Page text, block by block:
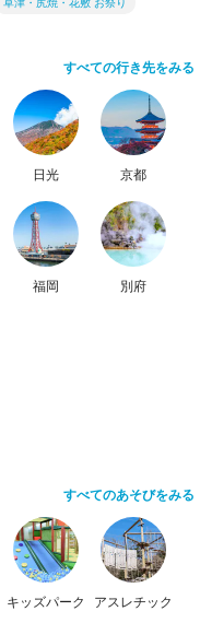
すべての行き先をみる
日光 京都
福岡 別府
すべてのあそびをみる
キッズパーク アスレチック